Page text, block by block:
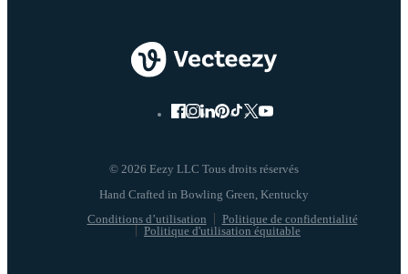
© 2026 Eezy LLC Tous droits réservés
Conditions d’utilisation
Politique de confidentialité
Politique d'utilisation équitable